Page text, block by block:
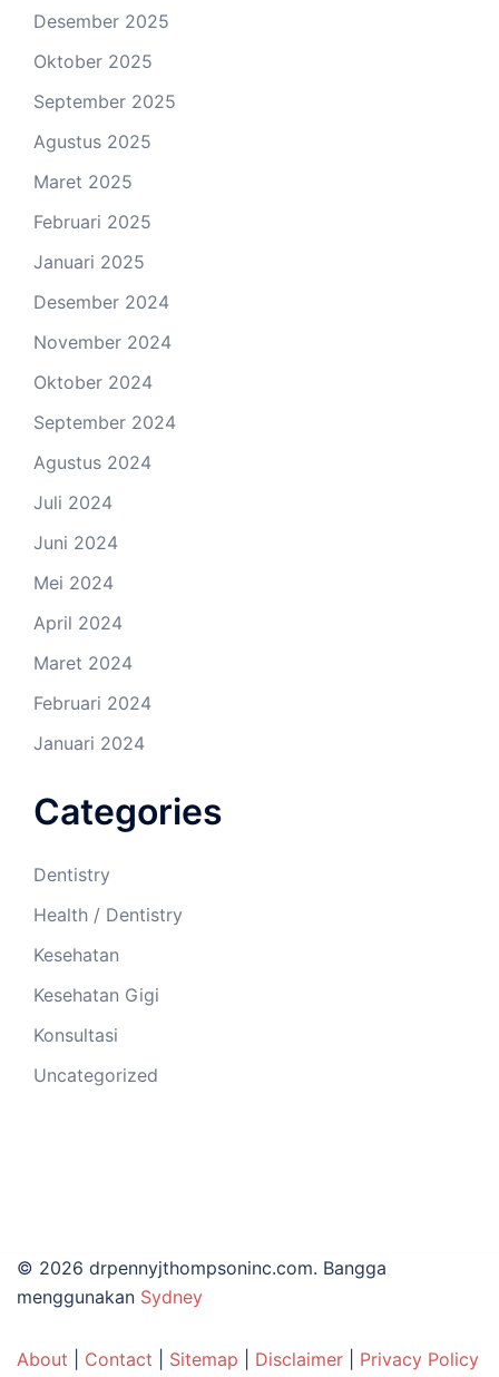
Desember 2025
Oktober 2025
September 2025
Agustus 2025
Maret 2025
Februari 2025
Januari 2025
Desember 2024
November 2024
Oktober 2024
September 2024
Agustus 2024
Juli 2024
Juni 2024
Mei 2024
April 2024
Maret 2024
Februari 2024
Januari 2024
Categories
Dentistry
Health / Dentistry
Kesehatan
Kesehatan Gigi
Konsultasi
Uncategorized
© 2026 drpennyjthompsoninc.com. Bangga
menggunakan Sydney
About Contact Sitemap Disclaimer Privacy Policy